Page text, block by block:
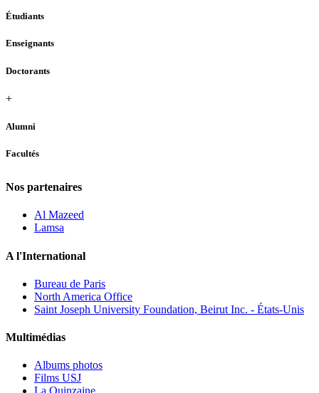
Étudiants
Enseignants
Doctorants
+
Alumni
Facultés
Nos partenaires
Al Mazeed
Lamsa
A l'International
Bureau de Paris
North America Office
Saint Joseph University Foundation, Beirut Inc. - États-Unis
Multimédias
Albums photos
Films USJ